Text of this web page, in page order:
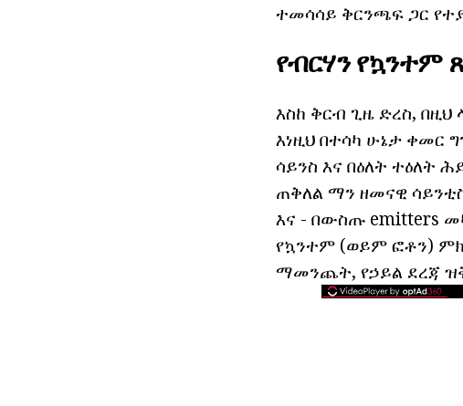
ተመሳሳይ ቅርንጫፍ ጋር
የብርሃን የኳንተም
እስከ ቅርብ ጊዜ ድረስ,
እነዚህ በተሳካ ሁኔታ ቀመር
ሳይንስ እና በዕለት ተዕለት
ጠቅለል ማን ዘመናዊ
እና - በውስጡ emitters
የኳንተም (ወይም ፎቶን)
ማመንጨት, የኃይል ደረጃ